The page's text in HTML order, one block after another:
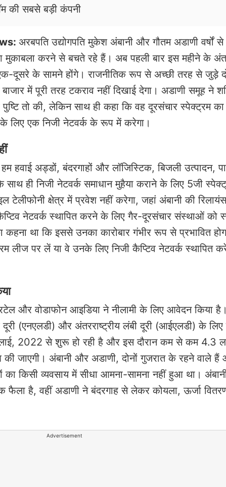
की सबसे बड़ी कंपनी
अरबपति उद्योगपति मुकेश अंबानी और गौतम अडाणी वर्षों से
मुकाबला करने से बचते रहे हैं। अब पहली बार इस महीने के
दूसरे के सामने होंगे। राजनीतिक रूप से अच्छी तरह से जुड़े
बाजार में पूरी तरह टकराव नहीं दिखाई देगा। अडाणी समूह ने
तो की, लेकिन साथ ही कहा कि वह दूरसंचार स्पेक्ट्रम का
लिए एक निजी नेटवर्क के रूप में करेगा।
हवाई अड्डों, बंदरगाहों और लॉजिस्टिक, बिजली उत्पादन,
के साथ ही निजी नेटवर्क समाधान मुहैया कराने के लिए 5जी
टेलीफोनी क्षेत्र में प्रवेश नहीं करेगा, जहां अंबानी की
नेटवर्क स्थापित करने के लिए गैर-दूरसंचार संस्थाओं को
था कि इससे उनका कारोबार गंभीर रूप से प्रभावित
लीज पर लें या वे उनके लिए निजी कैप्टिव नेटवर्क स्थापित
और वोडाफोन आइडिया ने नीलामी के लिए आवेदन किया
(एनएलडी) और अंतरराष्ट्रीय लंबी दूरी (आईएलडी) के
2022 से शुरू हो रही है और इस दौरान कम से कम 4.3
जाएगी। अंबानी और अडाणी, दोनों गुजरात के रहने वाले हैं
का किसी व्यवसाय में सीधा आमना-सामना नहीं हुआ था।
है, वहीं अडाणी ने बंदरगाह से लेकर कोयला, ऊर्जा
Advertisement